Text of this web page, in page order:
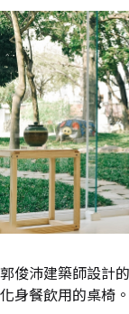
郭俊沛建築師設計
化身餐飲用的桌椅